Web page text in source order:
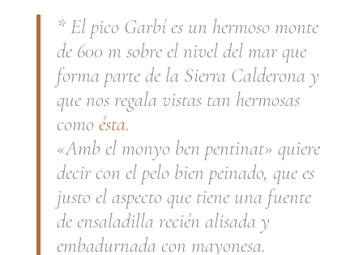
* El pico Garbí es un hermoso monte
de 600 m sobre el nivel del mar que
forma parte de la Sierra Calderona y
que nos regala vistas tan hermosas
como ésta.
«Amb el monyo ben pentinat» quiere
decircon el pelo bien peinado, que es
justo el aspecto que tiene una fuente
de ensaladilla recién alisada y
embadurnada con mayonesa.